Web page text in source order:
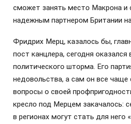
сможет занять место Макрона и
надежным партнером Британии
Фридрих Мерц, казалось бы,
пост канцлера, сегодня оказался
политического шторма. Его
недовольства, а сам он все
вопросы о своей
кресло под Мерцем закачалось:
в регионах могут стать для